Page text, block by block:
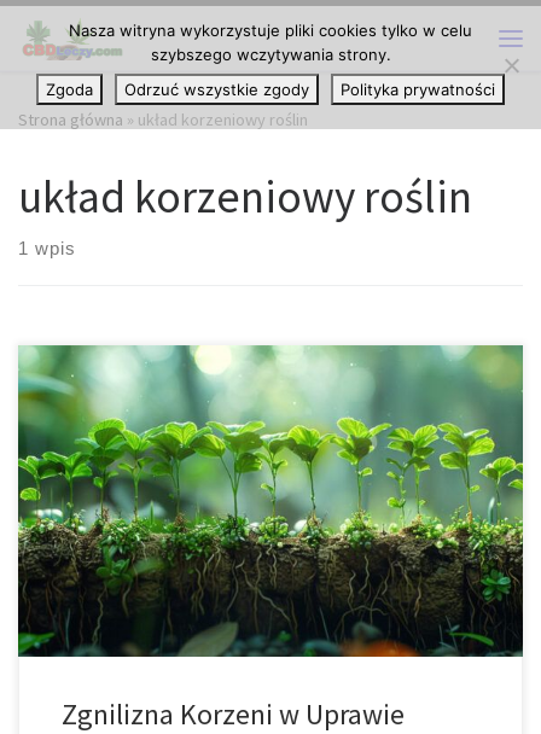
Przejdź do treści
Strona główna » układ korzeniowy roślin
układ korzeniowy roślin
1 wpis
Zgnilizna Korzeni u Roślin Konopi: Skuteczne Strategie i
Wskazówki Czy wiesz, że możesz stracić cały plon, jeśli korzenie
twoich roślin konopi zostaną dotknięte zgnilizną? Zdrowy i silny
system korzeniowy to podstawa udanej uprawy — zapewnia
odpowiednie pobieranie składników odżywczych, dotlenienie
oraz odporność na choroby i stres środowiskowy. Zaniedbanie tej
części […]
Zgnilizna Korzeni w Uprawie
Nasza witryna wykorzystuje pliki cookies tylko w celu
szybszego wczytywania strony.
Zgoda
Odrzuć wszystkie zgody Polityka prywatności